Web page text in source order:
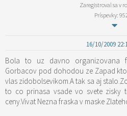
Zaregistroval sa v
Príspevky:
16/10/2009
Bola to uz davno organizovana
Gorbacov pod dohodou ze Zapad
vlas zidobolsevikom.A tak sa aj
to co prinasa vsade vo svete zisky
ceny.Vivat Nezna fraska v maske